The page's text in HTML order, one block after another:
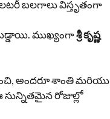
బలగాలు విస్తృతంగా
ముఖ్యంగాశ్రీ కృష్ణ
అందరూ శాంతి మరియు
రోజుల్లో